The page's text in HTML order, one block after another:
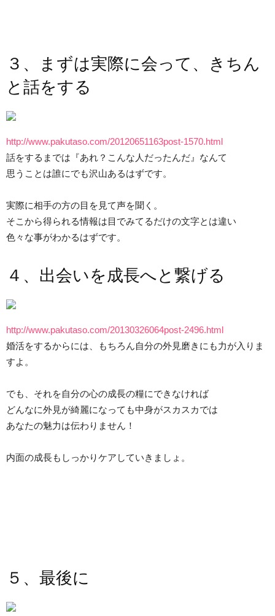
３、まずは実際に会って、きちん
と話をする
http://www.pakutaso.com/20120651163post-1570.html
話をするまでは『あれ？こんな人だったんだ』なんて
思うことは誰にでも沢山あるはずです。
実際に相手の方の目を見て声を聞く。
そこから得られる情報は目でみてるだけの文字とは違い
色々な事がわかるはずです。
４、出会いを成長へと繋げる
http://www.pakutaso.com/20130326064post-2496.html
婚活をするからには、もちろん自分の外見磨きにも力が入りま
すよ。
でも、それを自分の心の成長の糧にできなければ
どんなに外見が綺麗になっても中身がスカスカでは
あなたの魅力は伝わりません！
内面の成長もしっかりケアしていきましょ。
５、最後に